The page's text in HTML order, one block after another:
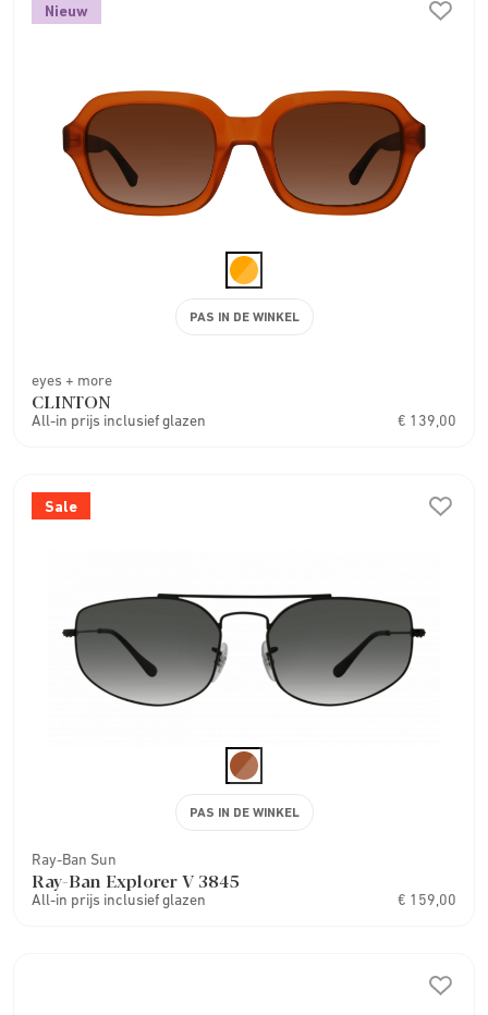
Nieuw
eyes + more
CLINTON
All-in prijs inclusief glazen € 139,00
PAS IN DE WINKEL
Sale
Ray-Ban Sun
Ray-Ban Explorer V 3845
All-in prijs inclusief glazen € 159,00
PAS IN DE WINKEL